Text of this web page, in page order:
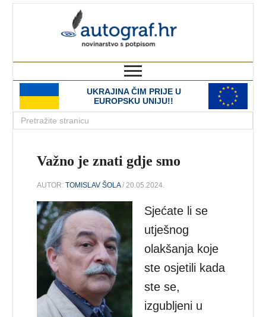
UKRAJINA ČIM PRIJE U
EUROPSKU UNIJU!!
Važno je znati gdje smo
AUTOR:TOMISLAV ŠOLA/ 20.05.2024.
Sjećate li se
utješnog
olakšanja koje
ste osjetili kada
ste se,
izgubljeni u